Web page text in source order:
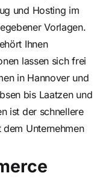
und Hosting im
Vorlagen.
Ihnen
lassen sich frei
in Hannover und
bis Laatzen und
ist der schnellere
Unternehmen